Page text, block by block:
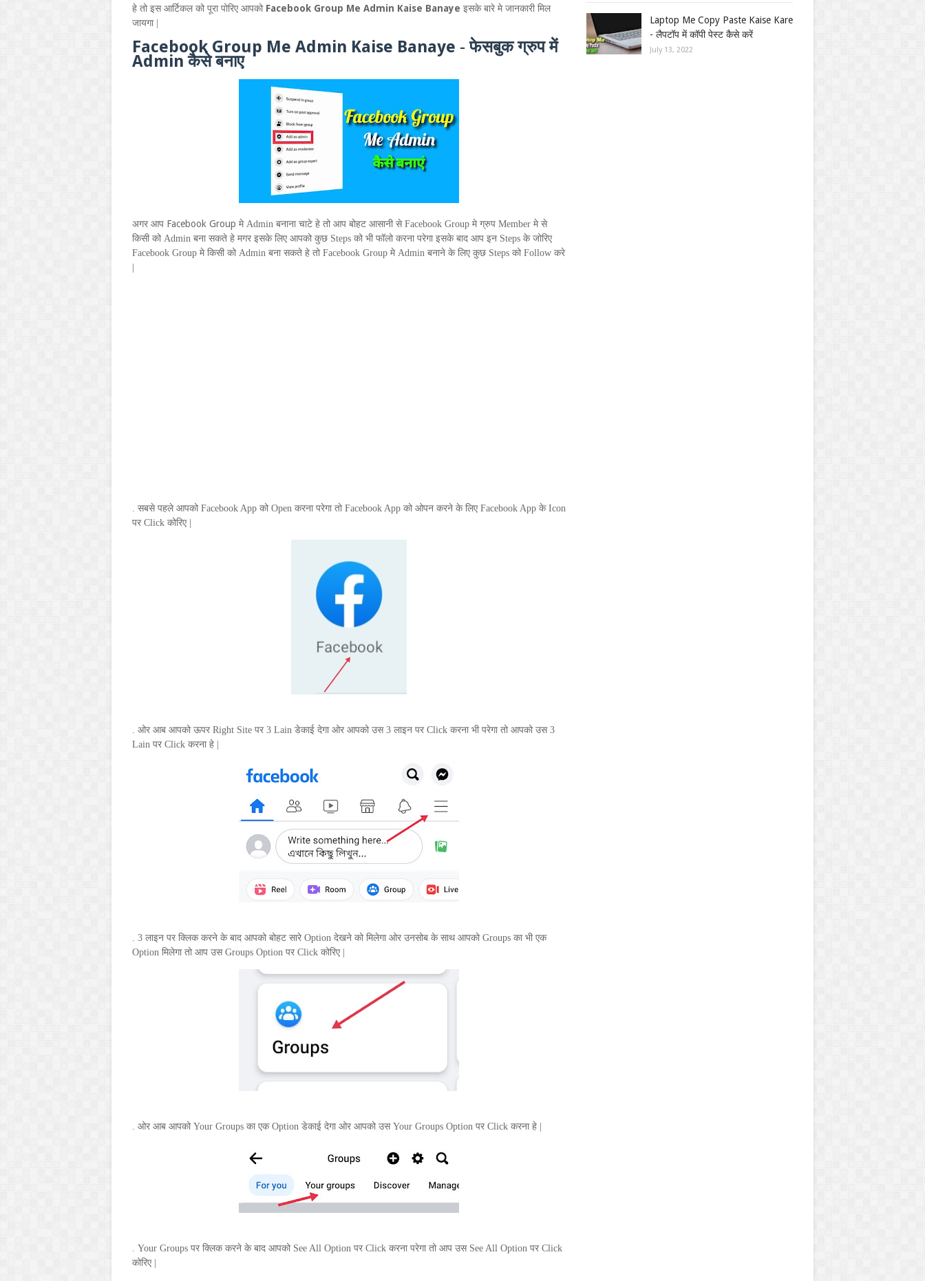
हे तो इस आर्टिकल को पूरा पोरिए आपको Facebook Group Me Admin Kaise Banaye इसके बारे मे जानकारी मिल
जायगा |
Facebook Group Me Admin Kaise Banaye -फेसबुक ग्रुप में
Adminकैसे बनाए
अगर आप Facebook Group मे Admin बनाना चाटे हे तो आप बोहट आसानी से Facebook Group मे ग्रुप Member मे से
किसी को Admin बना सकते हे मगर इसके लिए आपको कुछ Steps को भी फॉलो करना परेगा इसके बाद आप इन Steps के जोरिए
Facebook Group मे किसी को Admin बना सकते हे तो Facebook Group मे Admin बनाने के लिए कुछ Steps को Follow करे
. सबसे पहले आपको Facebook App को Open करना परेगा तो Facebook App को ओपन करने के लिए Facebook App के Icon
पर Click कोरिए |
. ओर आब आपको ऊपर Right Site पर 3 Lain डेकाई देगा ओर आपको उस 3 लाइन पर Click करना भी परेगा तो आपको उस 3
Lain पर Click करना हे |
. 3 लाइन पर क्लिक करने के बाद आपको बोहट सारे Option देखने को मिलेगा ओर उनसोब के साथ आपको Groups का भी एक
Option मिलेगा तो आप उस Groups Option पर Click कोरिए |
. ओर आब आपको Your Groups का एक Option डेकाई देगा ओर आपको उस Your Groups Option पर Click करना हे |
. Your Groups पर क्लिक करने के बाद आपको See All Option पर Click करना परेगा तो आप उस See All Option पर Click
कोरिए |
Laptop Me Copy Paste Kaise Kare
- लैपटॉप में कॉपी पेस्ट कैसे करें
July 13, 2022